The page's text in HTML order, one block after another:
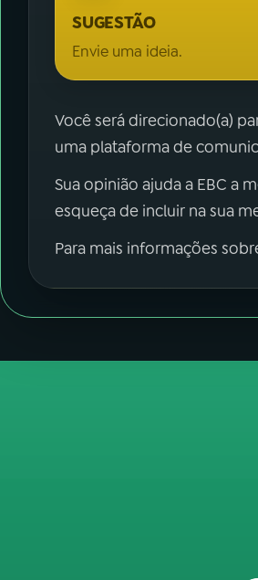
SUGESTÃO
Envie uma ideia.
Você será direcionado(a)
uma plataforma de
Sua opinião ajuda a EBC a
esqueça de incluir na sua
Para mais informações